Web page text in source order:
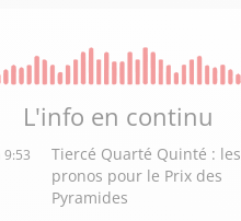
L'info en continu
9:53
Tiercé Quarté Quinté : les
pronos pour le Prix des
Pyramides